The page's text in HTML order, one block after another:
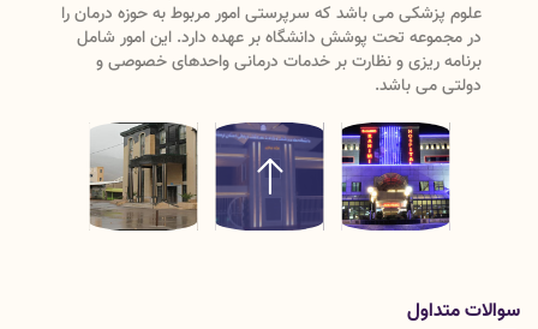
مدیریتی (مدیریت نظارت و اعتبار بخشی ، مدیریت بیماریها و
مراکز تشخیصی درمانی)ودارای سه
اداره(پرستاری،امورآزمایشگاههاو تعرفه و استاندارد) می باشد که با
ریاست معاون درمان رسیدگی به امور درمان دانشگاه علوم
سوالات متداول